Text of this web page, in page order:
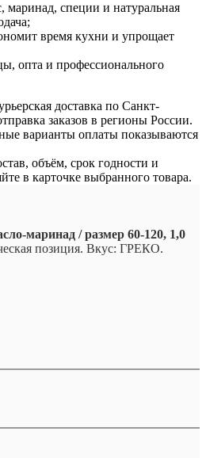
маринад, специи и натуральная
время кухни и упрощает
опта и профессионального
доставка по Санкт-
заказов в регионы России.
варианты оплаты показываются
объём, срок годности и
в карточке выбранного товара.
маринад / размер 60-120, 1,0
позиция. Вкус: ГРЕКО.